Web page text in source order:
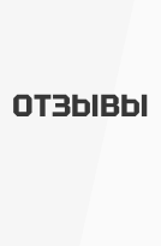
ОТЗЫВЫ